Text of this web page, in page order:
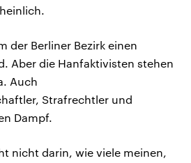
der Berliner Bezirk einen
Aber die Hanfaktivisten stehen
Auch
Strafrechtler und
Dampf.
nicht darin, wie viele meinen,